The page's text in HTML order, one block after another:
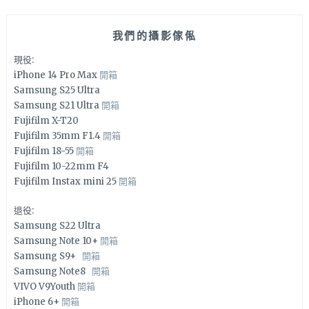
我們的攝影傢俬
現役:
iPhone 14 Pro Max 開箱
Samsung S25 Ultra
Samsung S21 Ultra 開箱
Fujifilm X-T20
Fujifilm 35mm F1.4 開箱
Fujifilm 18-55 開箱
Fujifilm 10-22mm F4
Fujifilm Instax mini 25 開箱
退役:
Samsung S22 Ultra
Samsung Note 10+ 開箱
Samsung S9+ 開箱
Samsung Note8 開箱
VIVO V9Youth 開箱
iPhone 6+ 開箱